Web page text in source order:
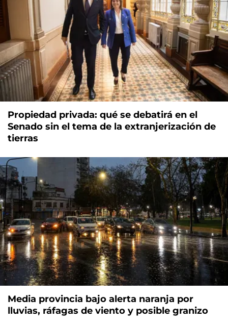
Propiedad privada: qué se debatirá en el
Senado sin el tema de la extranjerización de
tierras
Media provincia bajo alerta naranja por
lluvias, ráfagas de viento y posible granizo